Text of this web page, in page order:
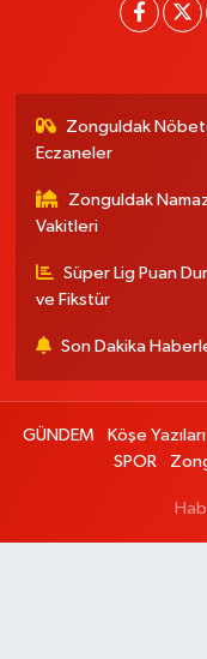
Zonguldak
Eczaneler
Zonguldak
Vakitleri
Süper Lig Puan
ve Fikstür
Son Dakika
GÜNDEM Köşe Yazıları
SPOR